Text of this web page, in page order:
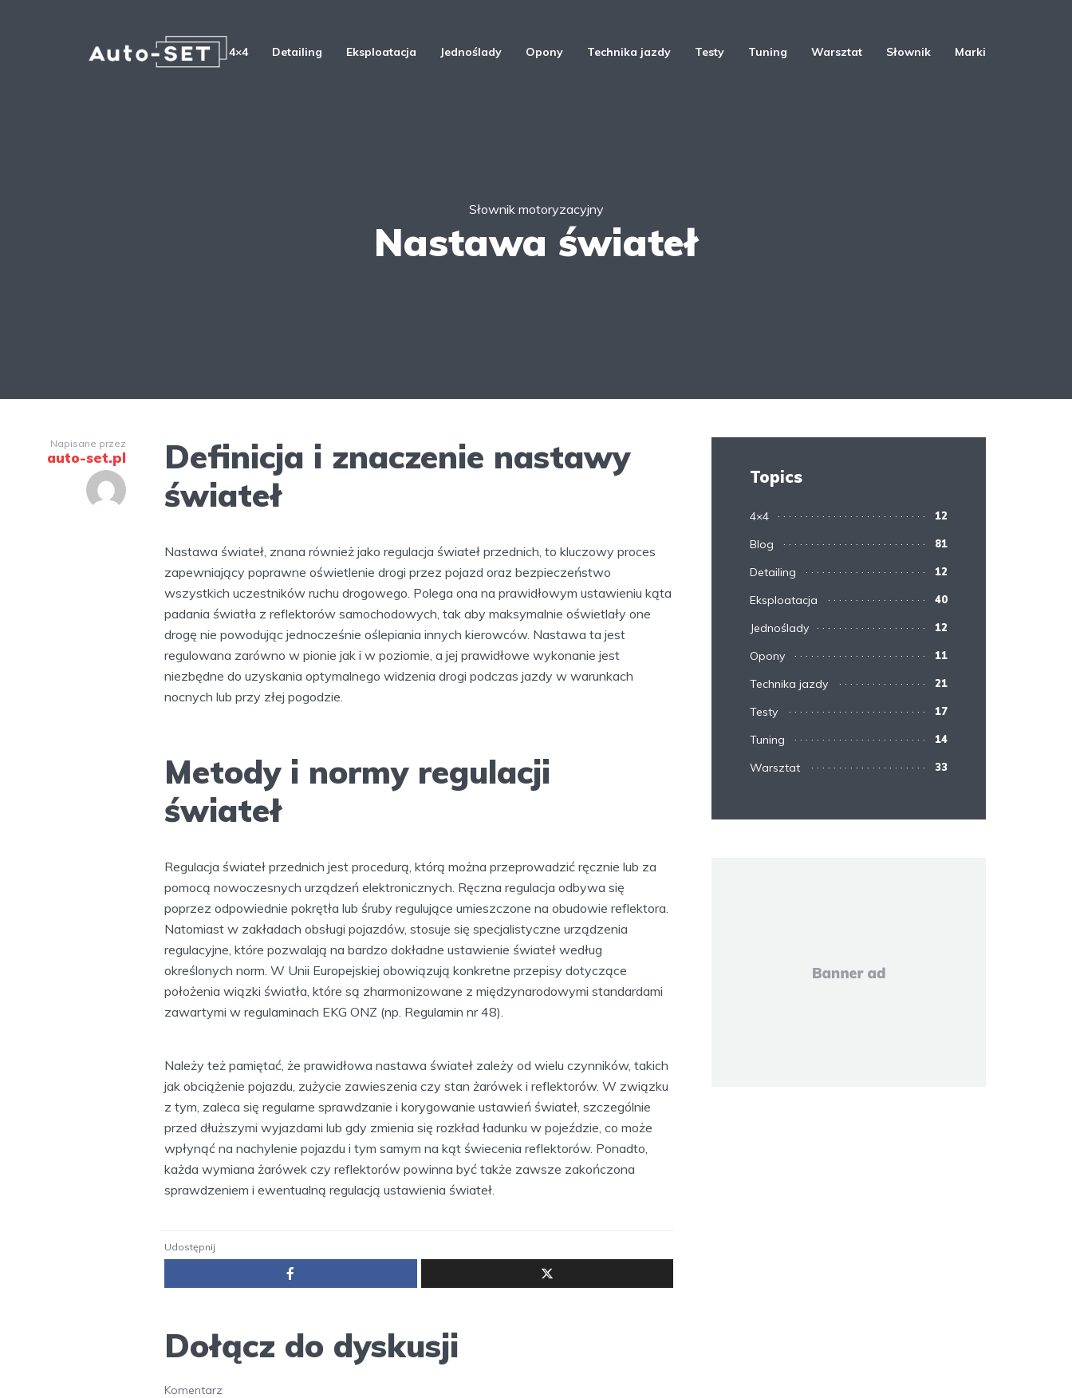
4×4 Detailing Eksploatacja Jednoślady Opony Technika jazdy Testy Tuning Warsztat Słownik Marki
Słownik motoryzacyjny
Nastawa świateł
Napisane przez
auto-set.pl
Definicja i znaczenie nastawy
świateł
Nastawa świateł, znana również jako regulacja świateł przednich, to kluczowy proces
zapewniający poprawne oświetlenie drogi przez pojazd oraz bezpieczeństwo
wszystkich uczestników ruchu drogowego. Polega ona na prawidłowym ustawieniu kąta
padania światła z reflektorów samochodowych, tak aby maksymalnie oświetlały one
drogę nie powodując jednocześnie oślepiania innych kierowców. Nastawa ta jest
regulowana zarówno w pionie jak i w poziomie, a jej prawidłowe wykonanie jest
niezbędne do uzyskania optymalnego widzenia drogi podczas jazdy w warunkach
nocnych lub przy złej pogodzie.
Metody i normy regulacji
świateł
Regulacja świateł przednich jest procedurą, którą można przeprowadzić ręcznie lub za
pomocą nowoczesnych urządzeń elektronicznych. Ręczna regulacja odbywa się
poprzez odpowiednie pokrętła lub śruby regulujące umieszczone na obudowie reflektora.
Natomiast w zakładach obsługi pojazdów, stosuje się specjalistyczne urządzenia
regulacyjne, które pozwalają na bardzo dokładne ustawienie świateł według
określonych norm. W Unii Europejskiej obowiązują konkretne przepisy dotyczące
położenia wiązki światła, które są zharmonizowane z międzynarodowymi standardami
zawartymi w regulaminach EKG ONZ (np. Regulamin nr 48).
Należy też pamiętać, że prawidłowa nastawa świateł zależy od wielu czynników, takich
jak obciążenie pojazdu, zużycie zawieszenia czy stan żarówek i reflektorów. W związku
z tym, zaleca się regularne sprawdzanie i korygowanie ustawień świateł, szczególnie
przed dłuższymi wyjazdami lub gdy zmienia się rozkład ładunku w pojeździe, co może
wpłynąć na nachylenie pojazdu i tym samym na kąt świecenia reflektorów. Ponadto,
każda wymiana żarówek czy reflektorów powinna być także zawsze zakończona
sprawdzeniem i ewentualną regulacją ustawienia świateł.
Udostępnij
Dołącz do dyskusji
Komentarz
Topics
4×4 12
Blog 81
Detailing 12
Eksploatacja 40
Jednoślady 12
Opony 11
Technika jazdy 21
Testy 17
Tuning 14
Warsztat 33